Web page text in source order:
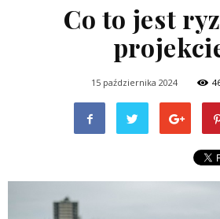
Co to jest
15 października 2024